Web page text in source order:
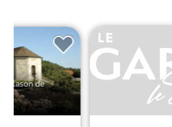
Blason de